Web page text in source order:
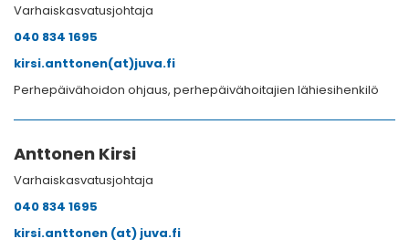
Varhaiskasvatusjohtaja
040 834 1695
kirsi.anttonen(at)juva.fi
Perhepäivähoidon ohjaus, perhepäivähoitajien lähiesihenkilö
Anttonen Kirsi
Varhaiskasvatusjohtaja
040 834 1695
kirsi.anttonen (at) juva.fi